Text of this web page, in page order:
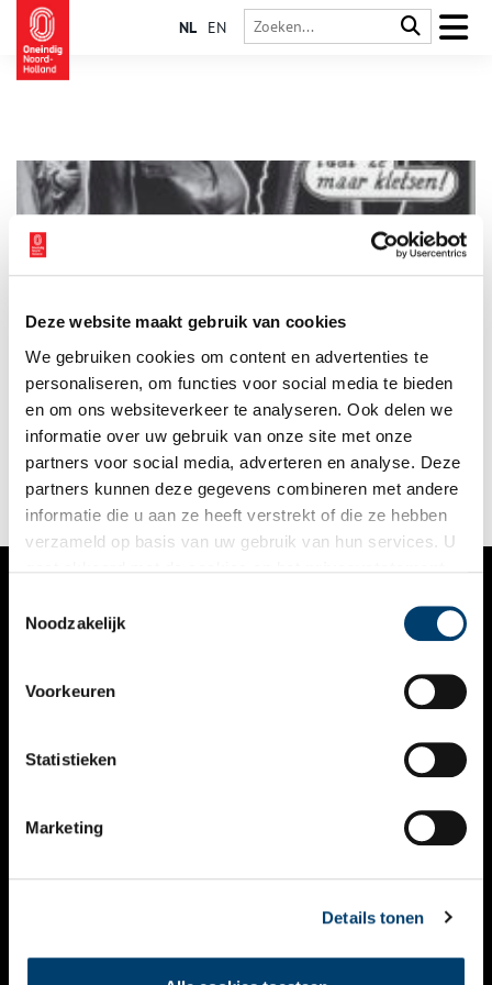
Deze website maakt gebruik van cookies
We gebruiken cookies om content en advertenties te
personaliseren, om functies voor social media te bieden
en om ons websiteverkeer te analyseren. Ook delen we
informatie over uw gebruik van onze site met onze
partners voor social media, adverteren en analyse. Deze
partners kunnen deze gegevens combineren met andere
informatie die u aan ze heeft verstrekt of die ze hebben
verzameld op basis van uw gebruik van hun services. U
Noodzakelijk
Voorkeuren
Statistieken
Marketing
Details tonen
NL EN
Het Noord-Hollandse dorp Middenmeer stond aan de wieg van
een revolutie op onderwijsgebied. In 1975 startte daar de
eerste ‘Moedermavo’. Een baanbrekend initiatief waardoor
vrouwen die als meisje nauwelijks naar school hadden gekund,
toch een diploma konden halen.
VERHALEN
KALENDER
THEMA’S
VIDEO’S
CONTACT